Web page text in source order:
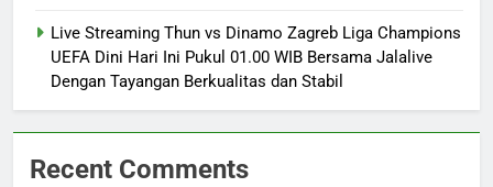
Live Streaming Thun vs Dinamo Zagreb Liga Champions
UEFA Dini Hari Ini Pukul 01.00 WIB Bersama Jalalive
Dengan Tayangan Berkualitas dan Stabil
Recent Comments